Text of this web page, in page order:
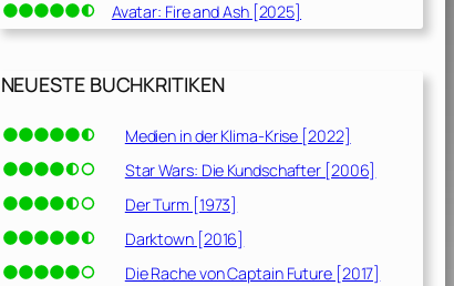
Avatar: Fire and Ash [2025]
NEUESTE BUCHKRITIKEN
Medien in der Klima-Krise [2022]
Star Wars: Die Kundschafter [2006]
Der Turm [1973]
Darktown [2016]
Die Rache von Captain Future [2017]